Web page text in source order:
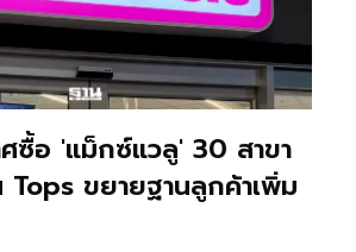
ศซื้อ 'แม็กซ์แวลู' 30 สาขา
Tops ขยายฐานลูกค้าเพิ่ม